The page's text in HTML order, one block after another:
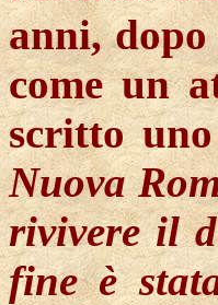
anni,
come un
scritto
Nuova
rivivere il
fine è